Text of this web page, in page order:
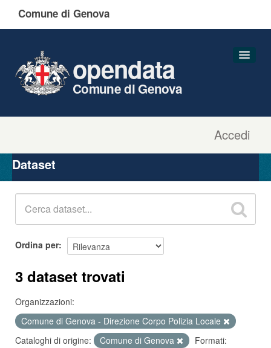
Comune di Genova
Accedi
opendata
Comune di Genova
Organizzazioni
Gruppi
Dataset
Ordina per
3 dataset trovati
Organizzazioni:
Comune di Genova - Direzione Corpo Polizia Locale
Cataloghi di origine:
Comune di Genova
Formati: